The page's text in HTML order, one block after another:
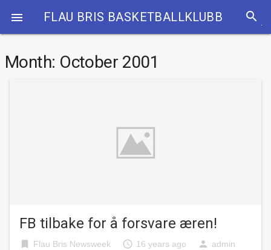
 FLAU BRIS BASKETBALLKLUBB search
Month: October 2001
FB tilbake for å forsvare æren!
bookmark Flau Bris Newsweek access_time 16 years ago person admin